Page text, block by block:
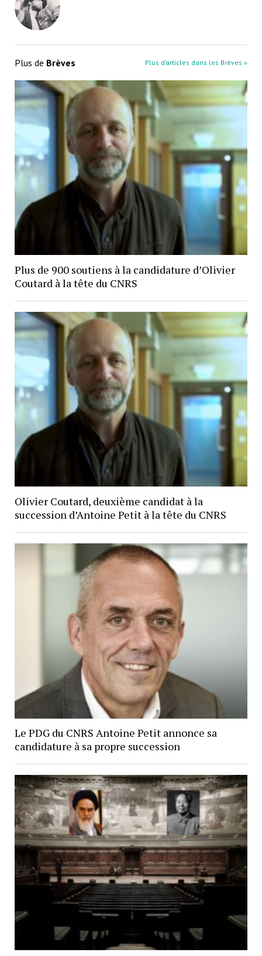
Plus de Brèves Plus d’articles dans les Brèves »
Plus de 900 soutiens à la candidature d’Olivier
Coutard à la tête du CNRS
Olivier Coutard, deuxième candidat à la
succession d’Antoine Petit à la tête du CNRS
Le PDG du CNRS Antoine Petit annonce sa
candidature à sa propre succession